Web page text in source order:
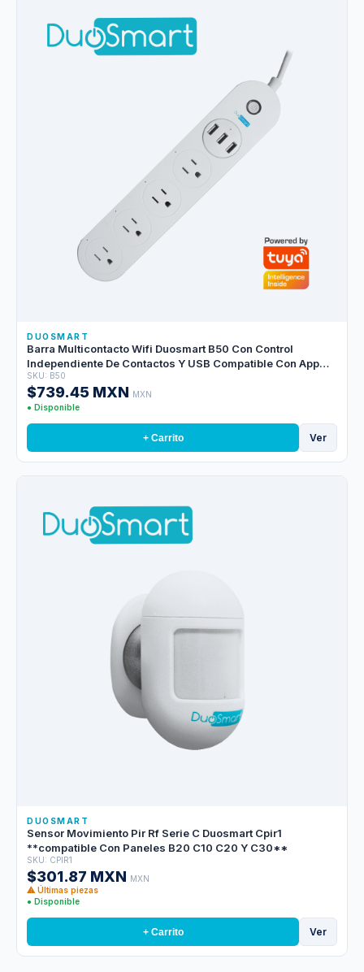
DUOSMART
Barra Multicontacto Wifi Duosmart B50 Con Control
Independiente De Contactos Y USB Compatible Con App
Duosmart
SKU: B50
$739.45 MXN MXN
● Disponible
+ Carrito Ver
DUOSMART
Sensor Movimiento Pir Rf Serie C Duosmart Cpir1
**compatible Con Paneles B20 C10 C20 Y C30**
SKU: CPIR1
$301.87 MXN MXN
⚠ Últimas piezas
● Disponible
+ Carrito Ver